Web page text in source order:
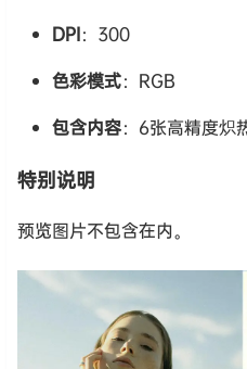
DPI：300
色彩模式：RGB
包含内容：6张高精度炽
特别说明
预览图片不包含在内。